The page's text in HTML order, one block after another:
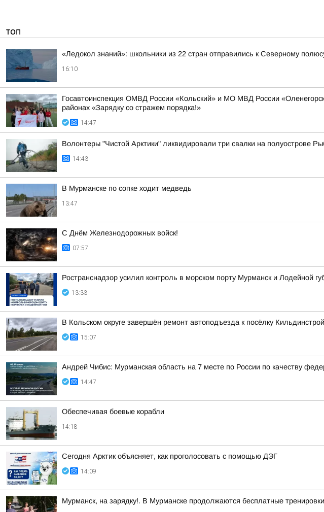
ТОП
«Ледокол знаний»: школьники из 22 стран отправились к Северному
16:10
Госавтоинспекция ОМВД России «Кольский» и МО МВД России
районах «Зарядку со стражем порядка!»
14:47
Волонтеры "Чистой Арктики" ликвидировали три свалки на полуострове
14:43
В Мурманске по сопке ходит медведь
13:47
С Днём Железнодорожных войск!
07:57
Ространснадзор усилил контроль в морском порту Мурманск и Лодейной
13:33
В Кольском округе завершён ремонт автоподъезда к посёлку Кильдинстрой
15:07
Андрей Чибис: Мурманская область на 7 месте по России по качеству
14:47
Обеспечивая боевые корабли
14:18
Сегодня Арктик объясняет, как проголосовать с помощью ДЭГ
14:09
Мурманск, на зарядку!. В Мурманске продолжаются бесплатные